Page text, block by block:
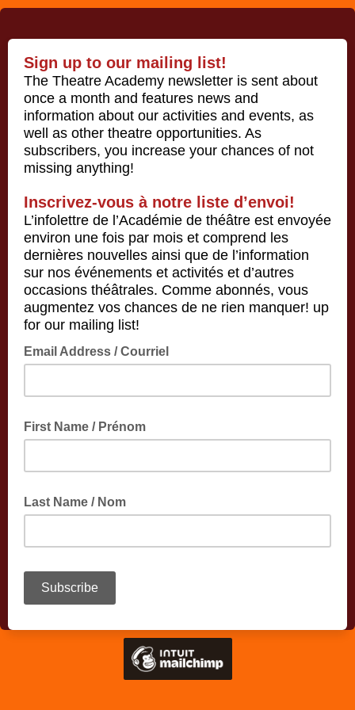
Sign up to our mailing list!
The Theatre Academy newsletter is sent about
once a month and features news and
information about our activities and events, as
well as other theatre opportunities. As
subscribers, you increase your chances of not
missing anything!
Inscrivez-vous à notre liste d’envoi!
L’infolettre de l’Académie de théâtre est envoyée
environ une fois par mois et comprend les
dernières nouvelles ainsi que de l’information
sur nos événements et activités et d’autres
occasions théâtrales. Comme abonnés, vous
augmentez vos chances de ne rien manquer! up
for our mailing list!
Email Address / Courriel
First Name / Prénom
Last Name / Nom